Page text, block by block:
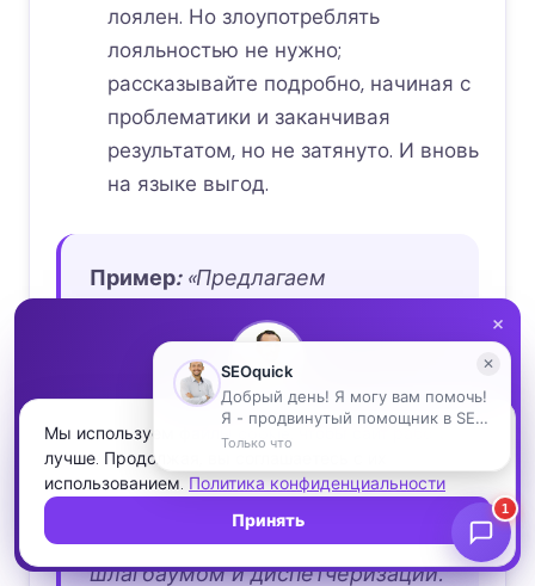
лоялен. Но злоупотреблять
лояльностью не нужно;
рассказывайте подробно, начиная с
проблематики и заканчивая
результатом, но не затянуто. И вновь
на языке выгод.
Пример: «Предлагаем
комплексное управление
системами контроля удаленного
доступа, пожарной безопасности
и сигнализации, интернетом и
телефонией, домофонами/
видеодомофонами, системами
видеонаблюдения, управления
шлагбаумом и диспетчеризации.
×
НИКОЛАЙ ШМИЧКОВ · CEO SEOQUICK
Проверьте свой сайт бесплатно
Полный SEO-аудит за пару минут: ошибки, скорость, мета
и структура — и что чинить первым.
Запустить аудит →
Мы используем файлы cookie, чтобы сайт работал
лучше. Продолжая, вы соглашаетесь с их
использованием. Политика конфиденциальности
Принять